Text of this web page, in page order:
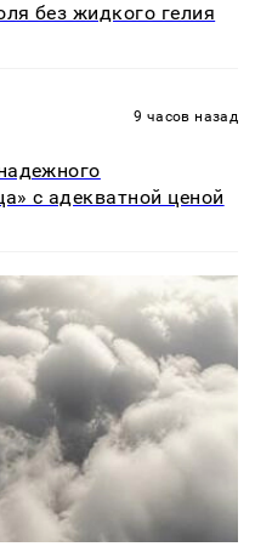
без жидкого гелия
9 часов назад
с адекватной ценой